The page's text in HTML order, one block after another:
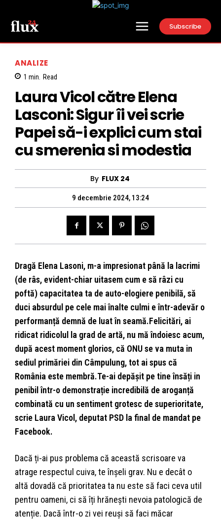
Subscribe
ANALIZE
1 min. Read
Laura Vicol către Elena
Lasconi: Sigur îi vei scrie
Papei să-i explici cum stai
cu smerenia si modestia
By FLUX 24
9 decembrie 2024, 13:24
Dragă Elena Lasoni, m-a impresionat până la lacrimi
(de râs, evident-chiar uitasem cum e să râzi cu
poftă) capacitatea ta de auto-elogiere penibilă, să
duci absurdul pe cele mai înalte culmi e într-adevăr o
performanță demnă de luat în seamă.Felicitări, ai
ridicat ridicolul la grad de artă, nu mă îndoiesc acum,
după acest moment glorios, că ONU se va muta in
sediul primăriei din Câmpulung, tot ai spus că
România este membră.Te-ai depășit pe tine însăți in
penibil într-o demonstrație incredibilă de aroganță
combinată cu un sentiment grotesc de superioritate,
scrie Laura Vicol, deputat PSD la final de mandat pe
Facebook.
Dacă ți-ai pus problema că această scrisoare va
atrage respectul cuiva, te înșeli grav. Nu e decât o
altă dovadă că prioritatea ta nu este să faci ceva util
pentru oameni, ci să îți hrănești nevoia patologică de
atenție. Dacă într-o zi vei reuși să faci măcar